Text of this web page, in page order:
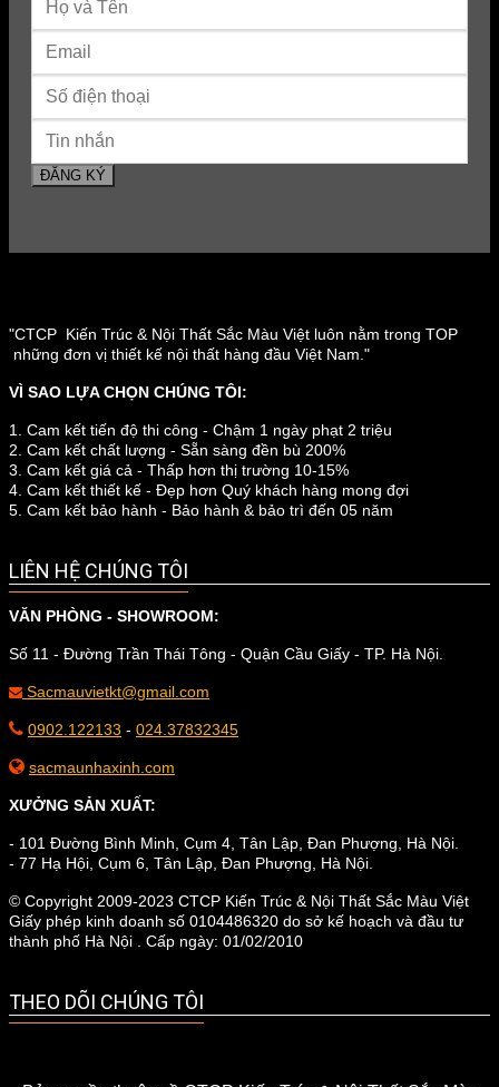
"CTCP Kiến Trúc & Nội Thất Sắc Màu Việt luôn nằm trong TOP
những đơn vị thiết kế nội thất hàng đầu Việt Nam."
VÌ SAO LỰA CHỌN CHÚNG TÔI:
1. Cam kết tiến độ thi công - Chậm 1 ngày phạt 2 triệu
2. Cam kết chất lượng - Sẵn sàng đền bù 200%
3. Cam kết giá cả - Thấp hơn thị trường 10-15%
4. Cam kết thiết kế - Đẹp hơn Quý khách hàng mong đợi
5. Cam kết bảo hành - Bảo hành & bảo trì đến 05 năm
LIÊN HỆ CHÚNG TÔI
VĂN PHÒNG - SHOWROOM:
Số 11 - Đường Trần Thái Tông - Quận Cầu Giấy - TP. Hà Nội.
Sacmauvietkt@gmail.com
0902.122133 - 024.37832345
sacmaunhaxinh.com
XƯỞNG SẢN XUẤT:
- 101 Đường Bình Minh, Cụm 4, Tân Lập, Đan Phượng, Hà Nội.
- 77 Hạ Hội, Cụm 6, Tân Lập, Đan Phượng, Hà Nội.
© Copyright 2009-2023 CTCP Kiến Trúc & Nội Thất Sắc Màu Việt
Giấy phép kinh doanh số 0104486320 do sở kế hoạch và đầu tư
thành phố Hà Nội . Cấp ngày: 01/02/2010
THEO DÕI CHÚNG TÔI